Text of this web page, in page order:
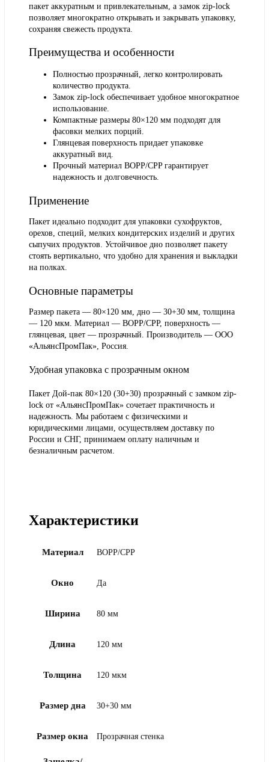
пакет аккуратным и привлекательным, а замок zip-lock
позволяет многократно открывать и закрывать упаковку,
сохраняя свежесть продукта.
Преимущества и особенности
Полностью прозрачный, легко контролировать
количество продукта.
Замок zip-lock обеспечивает удобное многократное
использование.
Компактные размеры 80×120 мм подходят для
фасовки мелких порций.
Глянцевая поверхность придает упаковке
аккуратный вид.
Прочный материал BOPP/CPP гарантирует
надежность и долговечность.
Применение
Пакет идеально подходит для упаковки сухофруктов,
орехов, специй, мелких кондитерских изделий и других
сыпучих продуктов. Устойчивое дно позволяет пакету
стоять вертикально, что удобно для хранения и выкладки
на полках.
Основные параметры
Размер пакета — 80×120 мм, дно — 30+30 мм, толщина
— 120 мкм. Материал — BOPP/CPP, поверхность —
глянцевая, цвет — прозрачный. Производитель — ООО
«АльянсПромПак», Россия.
Удобная упаковка с прозрачным окном
Пакет Дой-пак 80×120 (30+30) прозрачный с замком zip-
lock от «АльянсПромПак» сочетает практичность и
надежность. Мы работаем с физическими и
юридическими лицами, осуществляем доставку по
России и СНГ, принимаем оплату наличным и
безналичным расчетом.
Характеристики
Материал BOPP/CPP
Окно Да
Ширина 80 мм
Длина 120 мм
Толщина 120 мкм
Размер дна 30+30 мм
Размер окна Прозрачная стенка